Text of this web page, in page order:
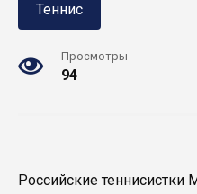
Теннис
Просмотры
94
Российские